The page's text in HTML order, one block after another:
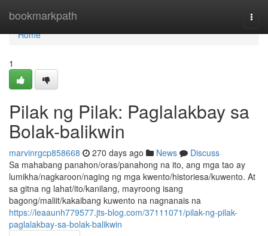
bookmarkpath
Home
Home
1
Pilak ng Pilak: Paglalakbay sa
Bolak-balikwin
marvinrgcp858668 270 days ago News
Discuss
Sa mahabang panahon/oras/panahong na ito, ang mga tao ay
lumikha/nagkaroon/naging ng mga kwento/historiesa/kuwento. At
sa gitna ng lahat/ito/kanilang, mayroong isang
bagong/maliit/kakaibang kuwento na nagnanais na
https://leaaunh779577.jts-blog.com/37111071/pilak-ng-pilak-
paglalakbay-sa-bolak-balikwin